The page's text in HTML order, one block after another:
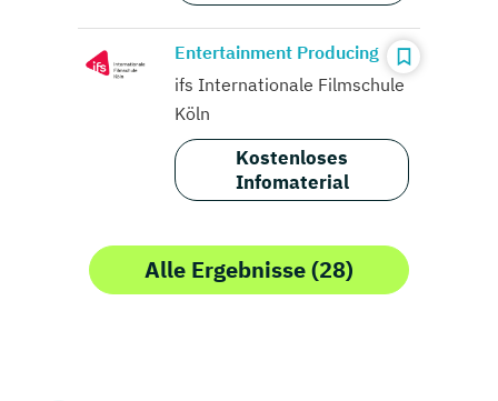
Entertainment Producing
ifs Internationale Filmschule
Köln
Kostenloses
Infomaterial
Alle Ergebnisse (28)